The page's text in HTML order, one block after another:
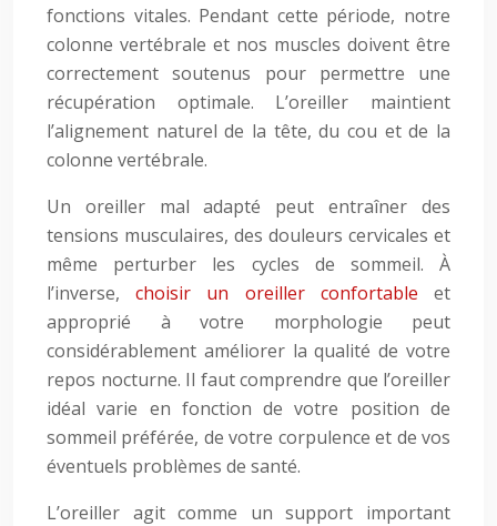
fonctions vitales. Pendant cette période, notre
colonne vertébrale et nos muscles doivent être
correctement soutenus pour permettre une
récupération optimale. L’oreiller maintient
l’alignement naturel de la tête, du cou et de la
colonne vertébrale.
Un oreiller mal adapté peut entraîner des
tensions musculaires, des douleurs cervicales et
même perturber les cycles de sommeil. À
l’inverse,choisir un oreiller confortable et
approprié à votre morphologie peut
considérablement améliorer la qualité de votre
repos nocturne. Il faut comprendre que l’oreiller
idéal varie en fonction de votre position de
sommeil préférée, de votre corpulence et de vos
éventuels problèmes de santé.
L’oreiller agit comme un support important